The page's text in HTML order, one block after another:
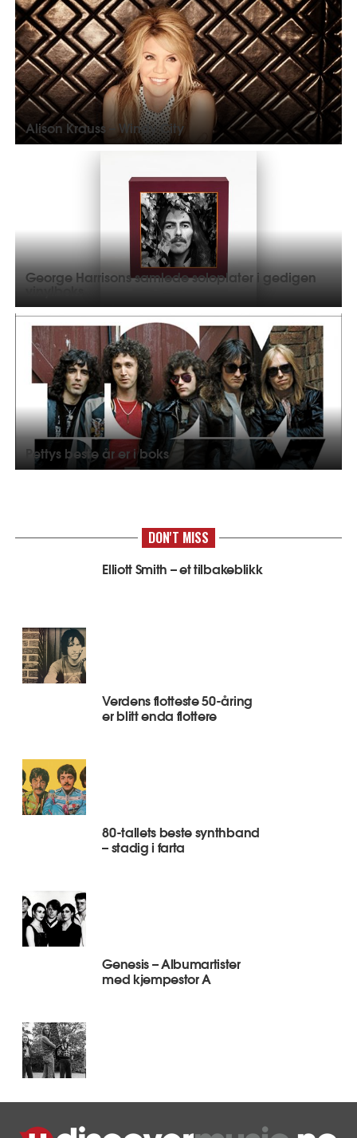
Alison Krauss – Windy City
George Harrisons samlede soloplater i gedigen
vinylboks
Pettys beste år er i boks
DON'T MISS
Elliott Smith – et tilbakeblikk
Verdens flotteste 50-åring
er blitt enda flottere
80-tallets beste synthband
– stadig i farta
Genesis – Albumartister
med kjempestor A